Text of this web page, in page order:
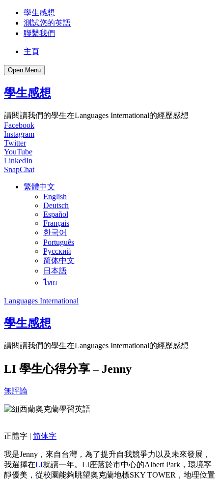
學生感想
測試您的英語
聯繫我們
主頁
Open Menu
學生感想
請閱讀我們的學生在Languages International的經歷感想
Facebook
Instagram
Twitter
YouTube
LinkedIn
SnapChat
繁體中文
English
Deutsch
Español
Français
한국어
Português
Русский
简体中文
日本語
ไทย
Languages International
學生感想
請閱讀我們的學生在Languages International的經歷感想
LI 學生心得分享 – Jenny
無評論
正體字 | 简体字
我是Jenny，來自台灣，為了提升自我競爭力以及未來發展，
我選擇在LI就讀一年。LI座落於市中心的Albert Park，環境寧
靜優美，從校園能夠眺望奧克蘭地標SKY TOWER，地理位置